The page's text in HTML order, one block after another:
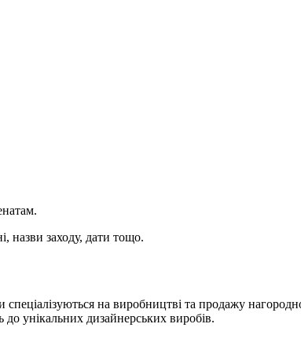
назви заходу, дати тощо.
спеціалізуються на виробництві та продажу
унікальних дизайнерських виробів.